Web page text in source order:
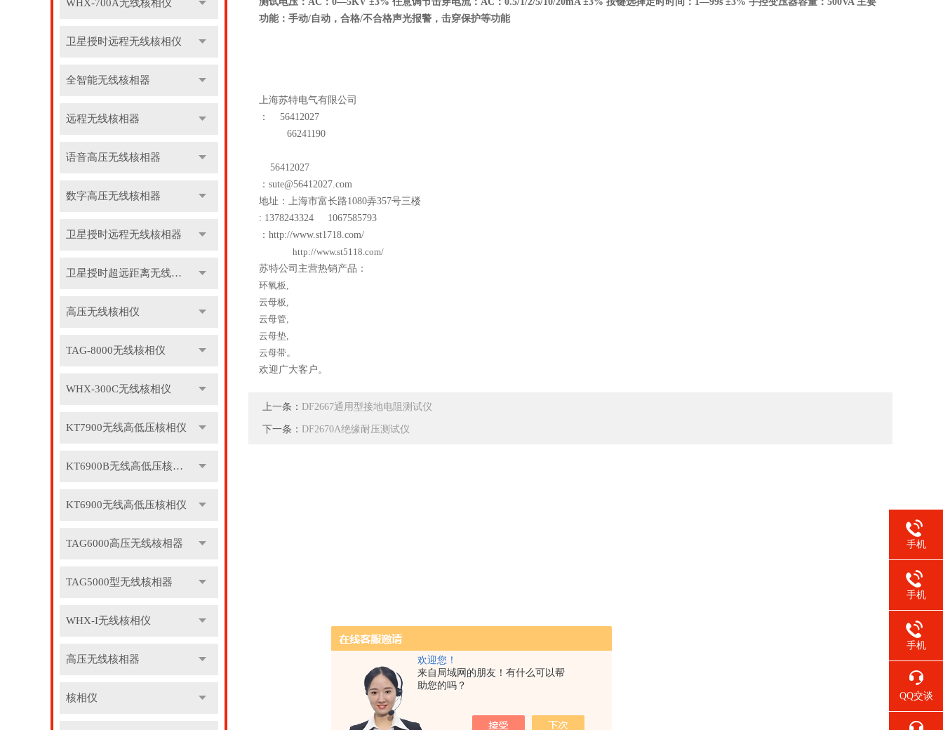
欢迎您！
来自局域网的朋友！有什么可以帮
助您的吗？
WHX-700A无线核相仪
卫星授时远程无线核相仪
全智能无线核相器
远程无线核相器
语音高压无线核相器
数字高压无线核相器
卫星授时远程无线核相器
卫星授时超远距离无线核相器
高压无线核相仪
TAG-8000无线核相仪
WHX-300C无线核相仪
KT7900无线高低压核相仪
KT6900B无线高低压核相仪
KT6900无线高低压核相仪
TAG6000高压无线核相器
TAG5000型无线核相器
WHX-I无线核相仪
高压无线核相器
核相仪
功能：手动/自动，合格/不合格声光报警，击穿保护等功能
上海苏特电气有限公司
：
56412027
66241190
56412027
： sute@56412027.com
地址：上海市富长路1080弄357号三楼
: 1378243324 1067585793
： http://www.st1718.com/
http://www.st5118.com/
苏特公司主营热销产品：
环氧板,
云母板,
云母管,
云母垫,
云母带。
欢迎广大客户。
上一条： DF2667通用型接地电阻测试仪
下一条： DF2670A绝缘耐压测试仪
手机
手机
手机
QQ交谈